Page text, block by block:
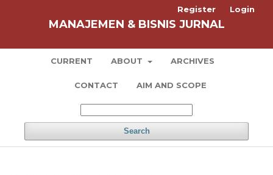
MANAJEMEN & BISNIS JURNAL
CURRENT ABOUT ARCHIVES
CONTACT AIM AND SCOPE
Search
Register Login